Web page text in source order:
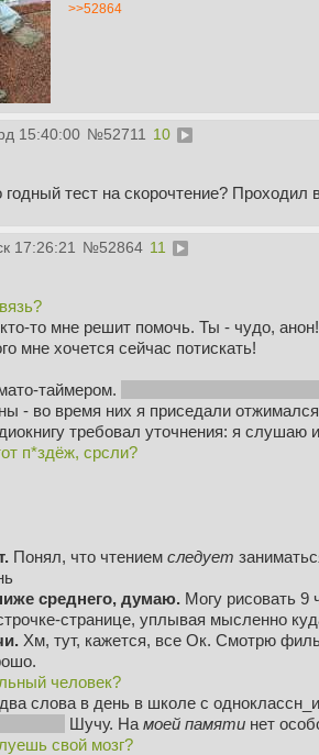
>>52864
15:40:00 №52711 10
годный тест на скорочтение?
17:26:21 №52864 11
то мне решит помочь. Ты - чудо,
мне хочется сейчас потискать!
таймером.
- во время них я приседали
требовал уточнения: я слушаю
п*здёж, срсли?
Понял, что чтением следует
среднего, думаю. Могу рисовать 9
странице, уплывая мысленно
Хм, тут, кажется, все Ок. Смотрю
человек?
два слова в день в школе с
Шучу. На моей памяти нет
свой мозг?